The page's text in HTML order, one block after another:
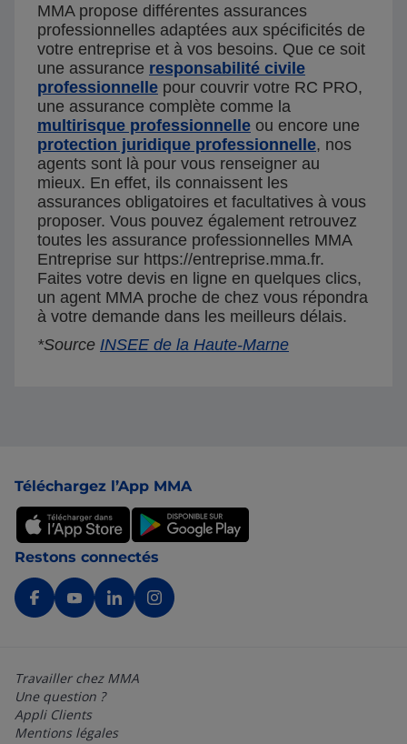
MMA propose différentes assurances
professionnelles adaptées aux spécificités de
votre entreprise et à vos besoins. Que ce soit
une assurance responsabilité civile
professionnelle pour couvrir votre RC PRO,
une assurance complète comme la
multirisque professionnelle ou encore une
protection juridique professionnelle, nos
agents sont là pour vous renseigner au
mieux. En effet, ils connaissent les
assurances obligatoires et facultatives à vous
proposer. Vous pouvez également retrouvez
toutes les assurance professionnelles MMA
Entreprise sur https://entreprise.mma.fr.
Faites votre devis en ligne en quelques clics,
un agent MMA proche de chez vous répondra
à votre demande dans les meilleurs délais.
*Source INSEE de la Haute-Marne
Téléchargez l’App MMA
Restons connectés
Travailler chez MMA
Une question ?
Appli Clients
Mentions légales